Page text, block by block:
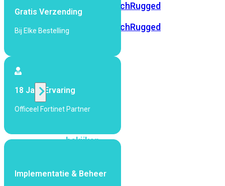
FortiSwitchRugged
216F-
POE
FortiSwitchRugged
424F-
Alle
bekijken
Fi
Gratis Verzending
Bij Elke Bestelling
18 Jaar Ervaring
Officeel Fortinet Partner
Implementatie & Beheer